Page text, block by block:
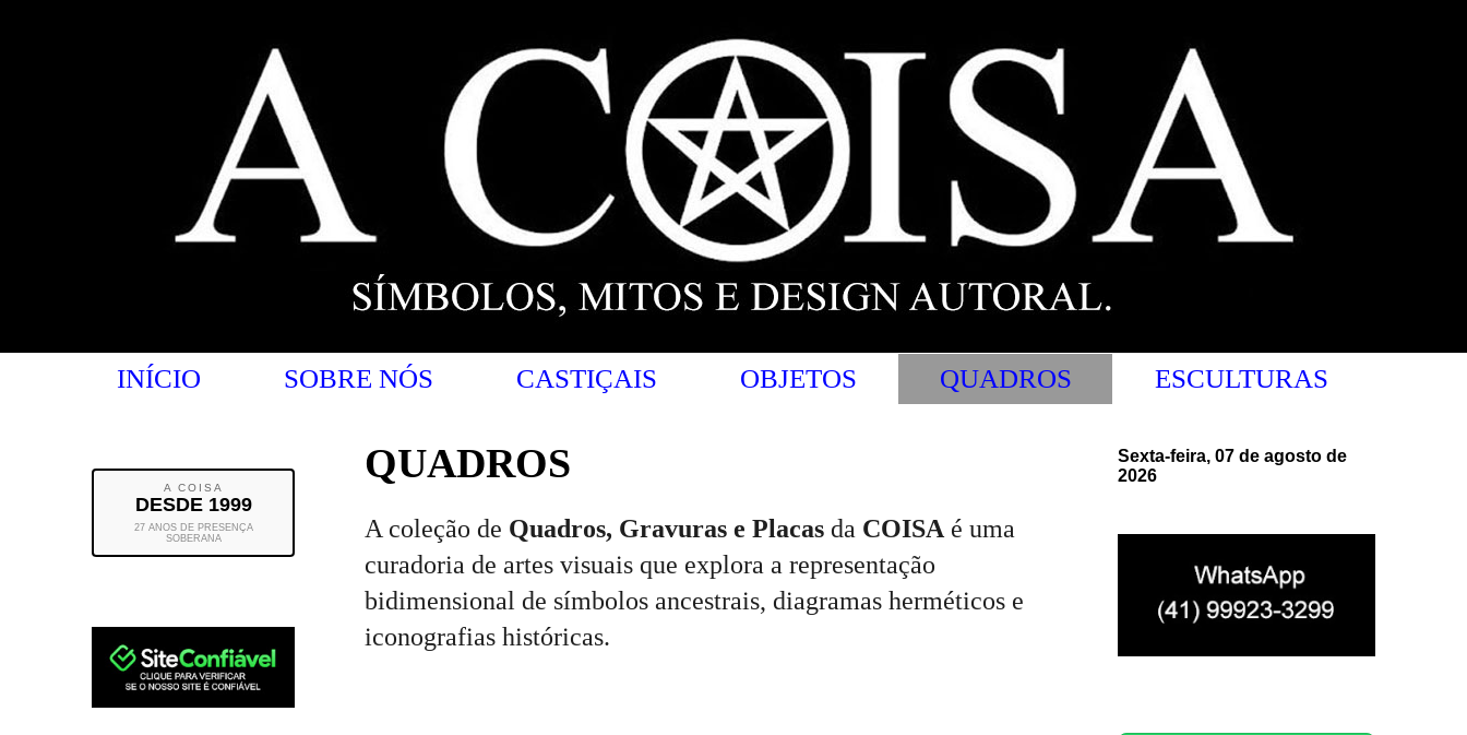
INÍCIO SOBRE NÓS CASTIÇAIS OBJETOS QUADROS ESCULTURAS
QUADROS
A coleção de Quadros, Gravuras e Placas da COISA é uma
curadoria de artes visuais que explora a representação
bidimensional de símbolos ancestrais, diagramas herméticos e
iconografias históricas.
A COISA
DESDE 1999
27 ANOS DE PRESENÇA
SOBERANA
Sexta-feira, 07 de agosto de
2026